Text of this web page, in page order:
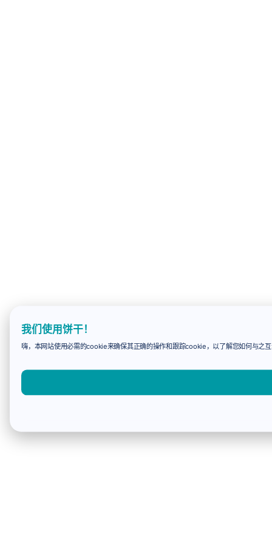
我们使用饼干！
嗨，本网站使用必需的cookie来确保其正确的操作和跟踪cookie，以了解您如何与之